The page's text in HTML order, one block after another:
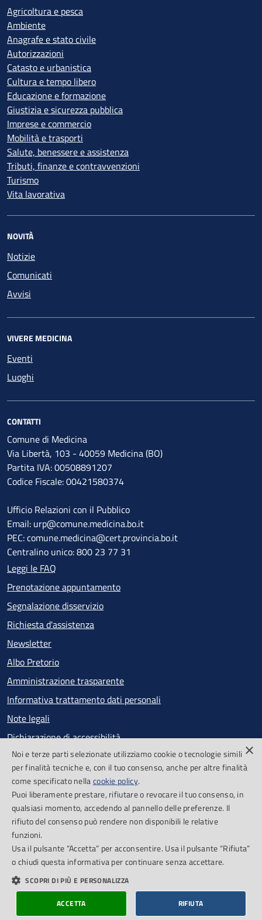
Agricoltura e pesca
Ambiente
Anagrafe e stato civile
Autorizzazioni
Catasto e urbanistica
Cultura e tempo libero
Educazione e formazione
Giustizia e sicurezza pubblica
Imprese e commercio
Mobilità e trasporti
Salute, benessere e assistenza
Tributi, finanze e contravvenzioni
Turismo
Vita lavorativa
NOVITÀ
Notizie
Comunicati
Avvisi
VIVERE MEDICINA
Eventi
Luoghi
CONTATTI
Comune di Medicina
Via Libertà, 103 - 40059 Medicina (BO)
Partita IVA: 00508891207
Codice Fiscale: 00421580374
Ufficio Relazioni con il Pubblico
Email: urp@comune.medicina.bo.it
PEC: comune.medicina@cert.provincia.bo.it
Centralino unico: 800 23 77 31
Leggi le FAQ
Prenotazione appuntamento
Segnalazione disservizio
Richiesta d'assistenza
Newsletter
Albo Pretorio
Amministrazione trasparente
Informativa trattamento dati personali
Note legali
Dichiarazione di accessibilità
Obiettivi di accessibilità
Segnalazioni accessibilità
SEGUICI SU
Facebook
Cookie Policy
Piano di miglioramento del sito
Credits
×
Noi e terze parti selezionate utilizziamo cookie o tecnologie simili
per finalità tecniche e, con il tuo consenso, anche per altre finalità
come specificato nellacookie policy.
Puoi liberamente prestare, rifiutare o revocare il tuo consenso, in
qualsiasi momento, accedendo al pannello delle preferenze. Il
rifiuto del consenso può rendere non disponibili le relative
funzioni.
Usa il pulsante “Accetta” per acconsentire. Usa il pulsante “Rifiuta”
o chiudi questa informativa per continuare senza accettare.
SCOPRI DI PIÙ E PERSONALIZZA
ACCETTA RIFIUTA